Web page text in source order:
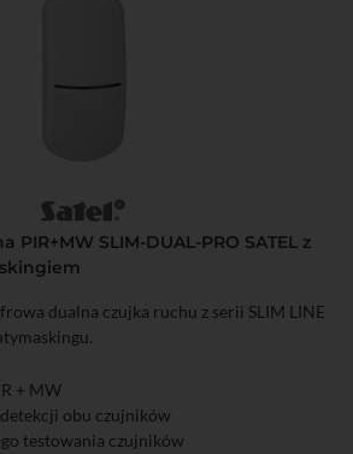
SLIM-DUAL-PRO SATEL z
dualna czujka ruchu z serii SLIM LINE
+ MW
detekcji obu czujników
testowania czujników